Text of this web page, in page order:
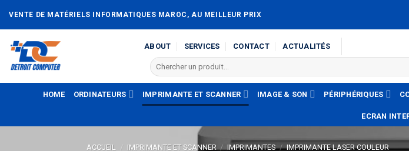
VENTE DE MATÉRIELS INFORMATIQUES MAROC, AU MEILLEUR PRIX
ABOUT SERVICES CONTACT ACTUALITÉS
Recherche
pour :
HOME ORDINATEURS IMPRIMANTE ET SCANNER IMAGE & SON PÉRIPHÉRIQUES
ECRAN
ACCUEIL / IMPRIMANTE ET SCANNER / IMPRIMANTES / IMPRIMANTE LASER COULEUR